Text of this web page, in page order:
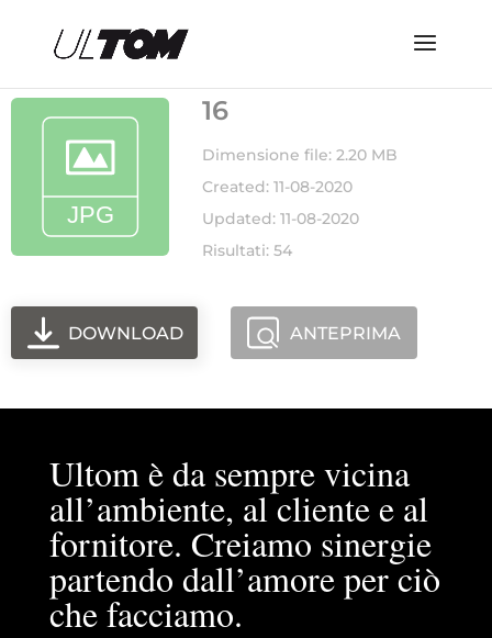
16
Dimensione file: 2.20 MB
Created: 11-08-2020
Updated: 11-08-2020
Risultati: 54
DOWNLOAD ANTEPRIMA
Ultom è da sempre vicina
all’ambiente, al cliente e al
fornitore. Creiamo sinergie
partendo dall’amore per ciò
che facciamo.